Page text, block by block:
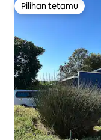
Pilihan tetamu
Pilihan tetamu